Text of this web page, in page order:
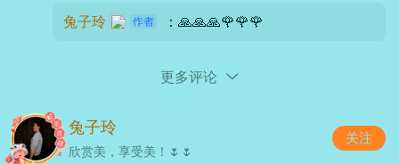
HUAWEI Pocket 2
焦距： 5mm
兔子玲 ：🙏🙏🙏🌹🌹🌹
更多评论
兔子玲
欣赏美，享受美！🌷🌷
关注